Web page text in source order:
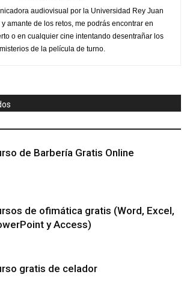
audiovisual por la Universidad Rey Juan
amante de los retos, me podrás encontrar en
o en cualquier cine intentando desentrañar los
misterios de la película de turno.
de Barbería Gratis Online
de ofimática gratis (Word, Excel,
y Access)
gratis de celador